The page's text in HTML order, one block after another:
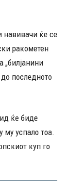
навивачи ќе се
ракометен
„билјанини
последното
ќе биде
му успало тоа.
куп го